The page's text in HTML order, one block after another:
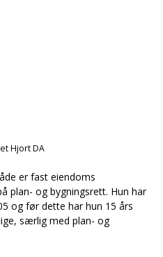
Hjort DA
er fast eiendoms
plan- og bygningsrett. Hun har
og før dette har hun 15 års
særlig med plan- og